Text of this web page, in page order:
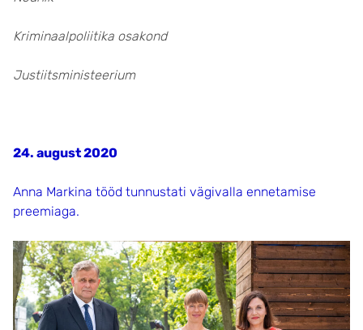
Kriminaalpoliitika osakond
Justiitsministeerium
24. august 2020
Anna Markina tööd tunnustati vägivalla ennetamise
preemiaga.